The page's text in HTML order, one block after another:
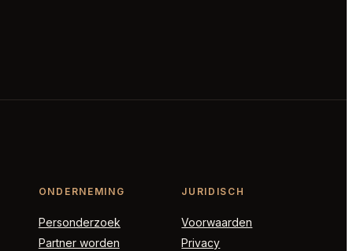
ONDERNEMING
Personderzoek
Partner worden
JURIDISCH
Voorwaarden
Privacy